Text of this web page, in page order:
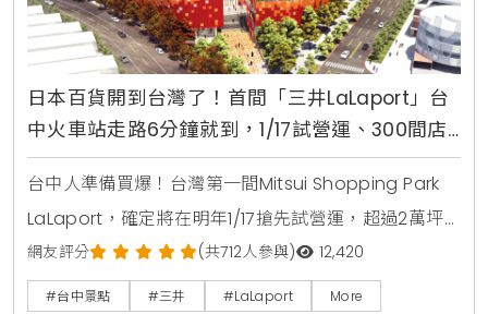
日本百貨開到台灣了！首間「三井LaLaport」台
中火車站走路6分鐘就到，1/17試營運、300間店
舖逛到腿痠
台中人準備買爆！台灣第一間Mitsui Shopping Park
LaLaport，確定將在明年1/17搶先試營運，超過2萬坪
的南北館兩棟中集結300間店舖，為台中人打造在日本
逛街、大血拼的購物天堂，是三井不動產集團繼三井
網友評分 (共712人參與) 12,420
#台中景點 #三井 #LaLaport More